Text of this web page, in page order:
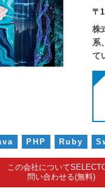
〒
株
系
て
PHP Ruby
この会社について
問い合わせる(無料)